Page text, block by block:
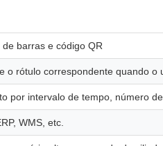
de barras e código QR
o rótulo correspondente quando o
por intervalo de tempo, número
WMS, etc.